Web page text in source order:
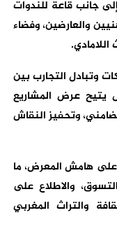
جانب قاعة للندوات
والعارضين، وفضاء
وتبادل التجارب بين
عرض المشاريع
وتحفيز النقاش
هامش المعرض، ما
والاطلاع على
والتراث المغربي